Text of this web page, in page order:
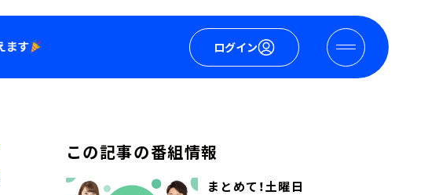
ログイン
この記事の番組情報
まとめて！土曜日